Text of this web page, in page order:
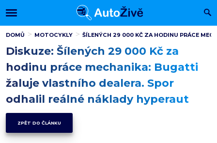
DOMŮ MOTOCYKLY ŠÍLENÝCH 29 000 KČ ZA HODINU PRÁCE
Diskuze: Šílených 29 000 Kč za
hodinu práce mechanika: Bugatti
žaluje vlastního dealera. Spor
odhalil reálné náklady hyperaut
ZPĚT DO ČLÁNKU